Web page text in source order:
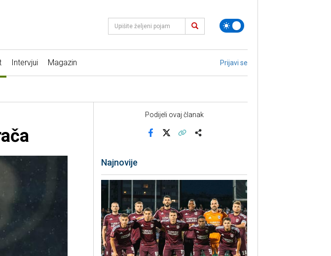
Intervjui Magazin Prijavi se
Podijeli ovaj članak
Najnovije